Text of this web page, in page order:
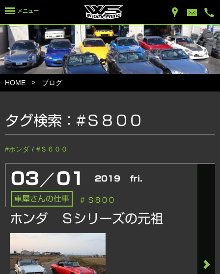
メニュー
HOME ブログ
タグ検索： #Ｓ８００
#ホンダ #Ｓ６００
03 ／01 2019 fri.
車屋さんの仕事 # Ｓ８００
ホンダ Ｓシリーズの元祖